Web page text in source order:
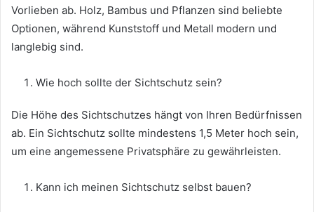
Vorlieben ab. Holz, Bambus und Pflanzen sind beliebte
Optionen, während Kunststoff und Metall modern und
langlebig sind.
Wie hoch sollte der Sichtschutz sein?
Die Höhe des Sichtschutzes hängt von Ihren Bedürfnissen
ab. Ein Sichtschutz sollte mindestens 1,5 Meter hoch sein,
um eine angemessene Privatsphäre zu gewährleisten.
Kann ich meinen Sichtschutz selbst bauen?